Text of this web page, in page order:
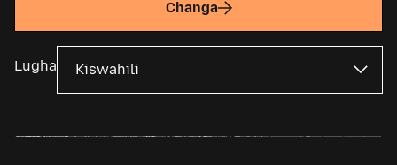
Changa
Lugha